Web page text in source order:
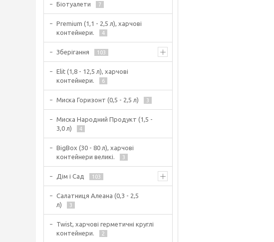
Біотуалети 7
Premium (1,1 - 2,5 л), харчові
контейнери.
4
Зберігання 103
Elit (1,8 - 12,5 л), харчові
контейнери.
6
Миска Горизонт (0,5 - 2,5 л) 3
Миска Народний Продукт (1,5 -
3,0 л)
4
BigBox (30 - 80 л), харчові
контейнери великі.
3
Дім і Сад 103
Салатниця Алеана (0,3 - 2,5
л)
3
Twist, харчові герметичні круглі
контейнери.
2